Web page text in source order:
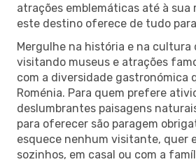
atrações emblemáticas até à sua
este destino oferece de tudo
Mergulhe na história e na cultura
visitando museus e atrações
com a diversidade gastronómica
Roménia. Para quem prefere
deslumbrantes paisagens
para oferecer são paragem
esquece nenhum visitante, quer
sozinhos, em casal ou com a